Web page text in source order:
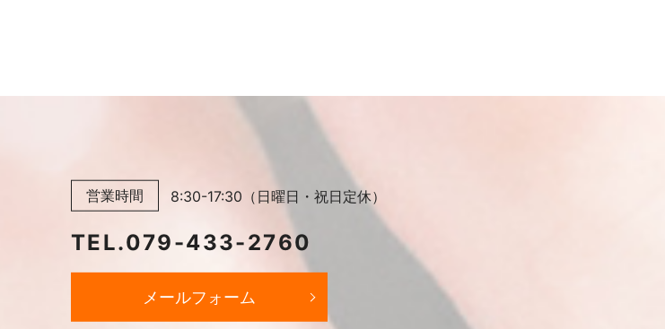
営業時間 8:30-17:30（日曜日・祝日定休）
TEL.079-433-2760
メールフォーム